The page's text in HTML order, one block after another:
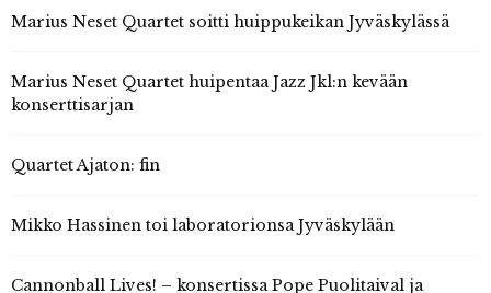
Marius Neset Quartet soitti huippukeikan Jyväskylässä
Marius Neset Quartet huipentaa Jazz Jkl:n kevään
konserttisarjan
Quartet Ajaton: fin
Mikko Hassinen toi laboratorionsa Jyväskylään
Cannonball Lives! – konsertissa Pope Puolitaival ja